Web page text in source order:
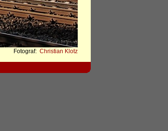
Fotograf: Christian Klotz